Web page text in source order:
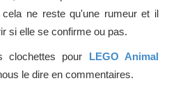
cela ne reste qu'une rumeur et il
si elle se confirme ou pas.
clochettes pour LEGO Animal
le dire en commentaires.